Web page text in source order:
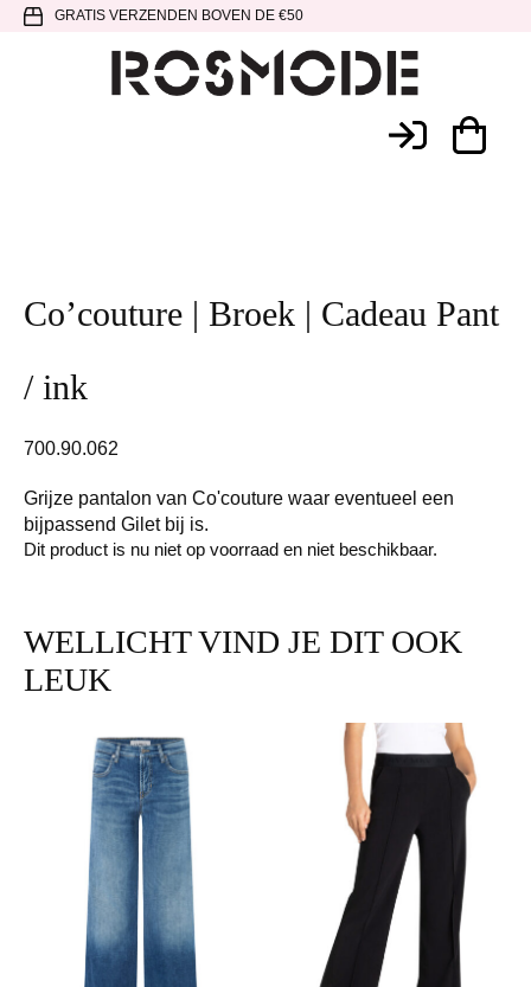
Spring
hoofdnavigatie
Door
SpringGRATIS VERZENDEN BOVEN DE €50
Co’couture | Broek | Cadeau Pant
/ ink
700.90.062
Grijze pantalon van Co'couture waar eventueel een
bijpassend Gilet bij is.
Dit product is nu niet op voorraad en niet beschikbaar.
WELLICHT VIND JE DIT OOK
LEUK